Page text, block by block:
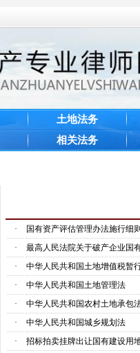
土地法务
相关法务
·
国有资产评估管理办法施行细
·
最高人民法院关于破产企业国
·
中华人民共和国土地增值税暂
·
中华人民共和国土地管理法
·
中华人民共和国农村土地承包
·
中华人民共和国城乡规划法
·
招标拍卖挂牌出让国有建设用